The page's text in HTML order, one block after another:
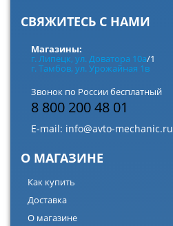
СВЯЖИТЕСЬ С НАМИ
Магазины:
г. Липецк, ул. Доватора 10а/1
г. Тамбов, ул. Урожайная 1в
Звонок по России бесплатный
8 800 200 48 01
E-mail: info@avto-mechanic.ru
О МАГАЗИНЕ
Как купить
Доставка
О магазине